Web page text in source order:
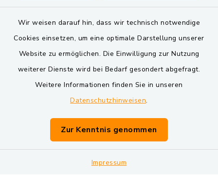
Wir weisen darauf hin, dass wir technisch notwendige
Cookies einsetzen, um eine optimale Darstellung unserer
Website zu ermöglichen. Die Einwilligung zur Nutzung
weiterer Dienste wird bei Bedarf gesondert abgefragt.
Weitere Informationen finden Sie in unseren
Datenschutzhinweisen.
Zur Kenntnis genommen
Impressum
Barrierefreiheit
Impressum
Sitemap